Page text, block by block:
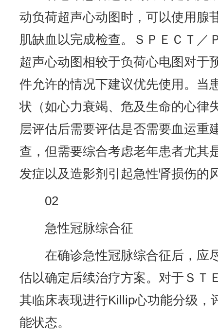
动负荷超声心动图时，可以使用腺
肌缺血以完成检查。ＳＰＥＣＴ／
超声心动图相较于负荷心电图对于
件允许的情况下建议优先使用。当
状（如心力衰竭、危及生命的心律
层评估后需要评估是否需要血运重
查，但需要综合考虑老年患者尤其
发症以及造影剂引起急性肾损伤的
02
急性冠脉综合征
在确诊急性冠脉综合征后，应
估以确定后续治疗方案。对于ＳＴ
其临床表现进行Killip心功能分级，
能状态。